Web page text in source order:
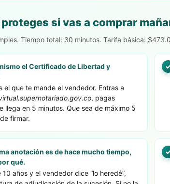
si vas a comprar
Tiempo total: 30 minutos. Tarifa básica:
el Certificado de Libertad y
el que te mande el vendedor. Entras a
, pagas
llega en 5 minutos. Que sea de máximo 5
firmar.
anotación es de hace mucho tiempo,
qué.
10 años y el vendedor dice “lo heredé”,